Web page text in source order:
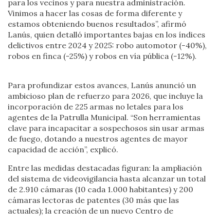
para los vecinos y para nuestra administración.
Vinimos a hacer las cosas de forma diferente y
estamos obteniendo buenos resultados”, afirmó
Lanús, quien detalló importantes bajas en los índices
delictivos entre 2024 y 2025: robo automotor (-40%),
robos en finca (-25%) y robos en vía pública (-12%).
Para profundizar estos avances, Lanús anunció un
ambicioso plan de refuerzo para 2026, que incluye la
incorporación de 225 armas no letales para los
agentes de la Patrulla Municipal. “Son herramientas
clave para incapacitar a sospechosos sin usar armas
de fuego, dotando a nuestros agentes de mayor
capacidad de acción”, explicó.
Entre las medidas destacadas figuran: la ampliación
del sistema de videovigilancia hasta alcanzar un total
de 2.910 cámaras (10 cada 1.000 habitantes) y 200
cámaras lectoras de patentes (30 más que las
actuales); la creación de un nuevo Centro de